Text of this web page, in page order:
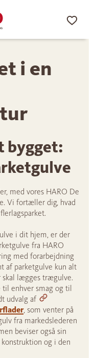
i en
bygget:
med vores HARO De
Vi fortæller dig, hvad
i dit hjem, er der
fra HARO
med forarbejdning
af parketgulve kun alt
skal lægges trægulve.
enhver smag og til
udvalg af
, som venter på
fra markedslederen
beviser også sin
og i den